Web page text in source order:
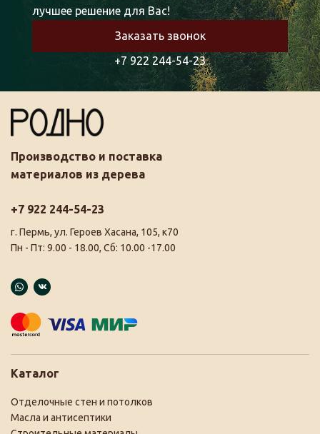
лучшее решение для Вас!
Заказать звонок
+7 922 244-54-23
Производство и поставка
материалов из дерева
+7 922 244-54-23
г. Пермь, ул. Героев Хасана, 105, к70
Пн - Пт: 9.00 - 18.00, Сб: 10.00 -17.00
Каталог
Отделочные стен и потолков
Масла и антисептики